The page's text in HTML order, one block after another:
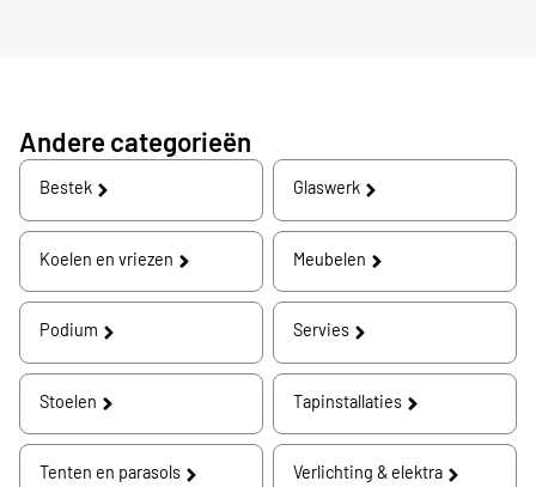
Andere categorieën
Bestek Glaswerk
Koelen en vriezen Meubelen
Podium Servies
Stoelen Tapinstallaties
Tenten en parasols Verlichting & elektra